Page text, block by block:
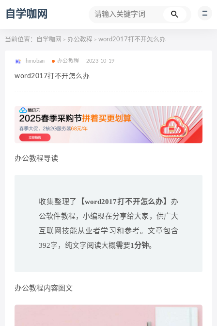
自学咖网
当前位置： 自学咖网 > 办公教程 > word2017打不开怎么办
hmoban 办公教程 2023-10-19
word2017打不开怎么办
办公教程导读
收集整理了 【word2017打不开怎么办】 办
公软件教程，小编现在分享给大家，供广大
互联网技能从业者学习和参考。文章包含
392字，纯文字阅读大概需要1分钟。
办公教程内容图文